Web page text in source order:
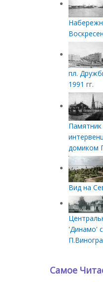
пл.
1991 гг.
домиком
Вид на
'Динамо'
Самое